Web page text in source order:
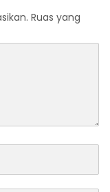
Ruas yang